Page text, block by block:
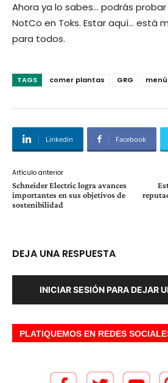
Ahora ya lo sabes… podrás
NotCo en Toks. Estar aquí… está
para todos.
TAGS comer plantas GRG
Linkedin Facebook
Artículo anterior
Schneider Electric logra avances
importantes en sus objetivos de
sostenibilidad
DEJA UNA RESPUESTA
INICIAR SESIÓN PARA DEJAR
PLATIQUEMOS EN REDES